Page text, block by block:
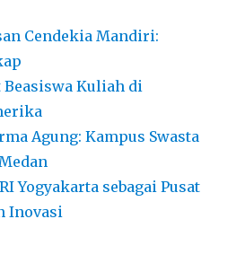
Cendekia Mandiri:
Beasiswa Kuliah di
Agung: Kampus Swasta
Yogyakarta sebagai Pusat
Inovasi